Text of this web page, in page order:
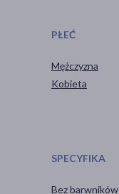
PŁEĆ
Mężczyzna
Kobieta
SPECYFIKA
Bez barwników